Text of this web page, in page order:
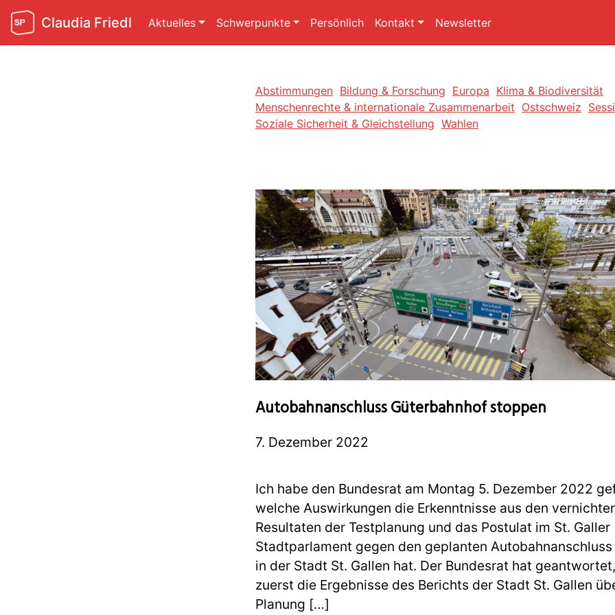
Claudia Friedl Aktuelles Schwerpunkte Persönlich Kontakt Newsletter
Abstimmungen Bildung & Forschung Europa Klima & Biodiversität
Menschenrechte & internationale Zusammenarbeit Ostschweiz
Soziale Sicherheit & Gleichstellung Wahlen
Autobahnanschluss Güterbahnhof stoppen
7. Dezember 2022
Ich habe den Bundesrat am Montag 5. Dezember 2022
welche Auswirkungen die Erkenntnisse aus den
Resultaten der Testplanung und das Postulat im St. Galler
Stadtparlament gegen den geplanten
in der Stadt St. Gallen hat. Der Bundesrat hat
zuerst die Ergebnisse des Berichts der Stadt St. Gallen
Planung […]